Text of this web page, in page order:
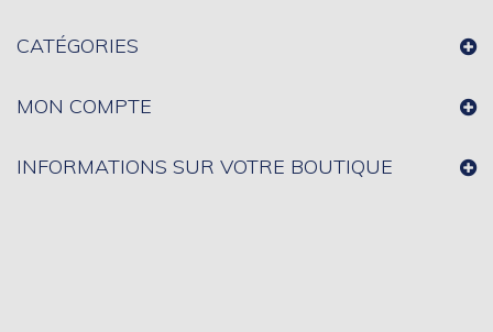
CATÉGORIES
MON COMPTE
INFORMATIONS SUR VOTRE BOUTIQUE